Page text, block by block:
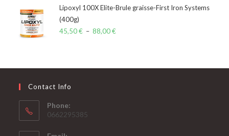
Lipoxyl 100X Elite-Brule graisse-First Iron Systems
(400g)
45,50€ – 88,00€
Contact Info
Phone:
0662295385